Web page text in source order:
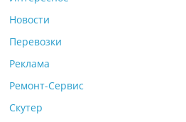
Новости
Перевозки
Реклама
Ремонт-Сервис
Скутер